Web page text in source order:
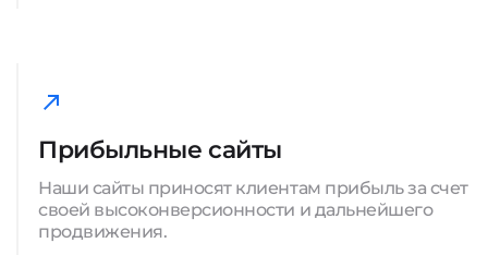
Прибыльные сайты
Наши сайты приносят клиентам прибыль за счет
своей высоконверсионности и дальнейшего
продвижения.